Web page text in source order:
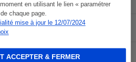
en utilisant le lien « paramétrer
chaque page.
mise à jour le 12/07/2024
ACCEPTER & FERMER
(déclaré